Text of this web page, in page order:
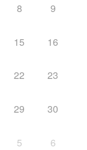
8 9
15 16
22 23
29 30
5 6